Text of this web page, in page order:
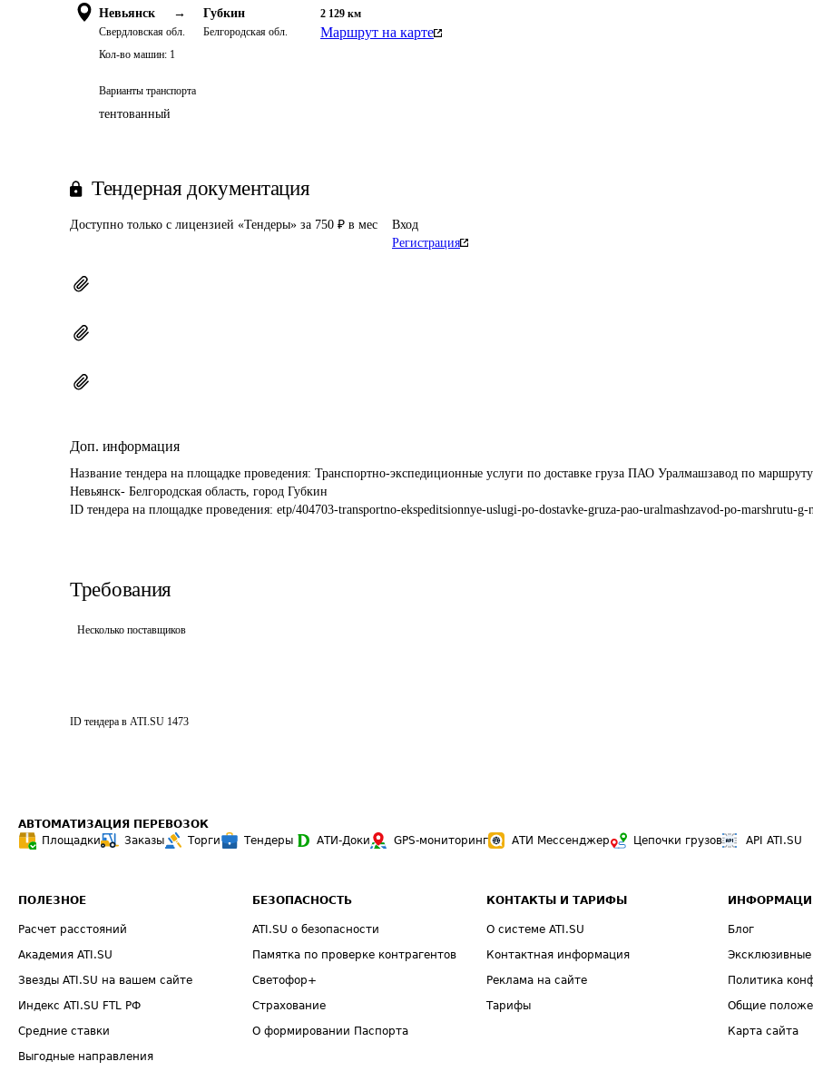
Невьянск →
Свердловская обл.
Губкин
Белгородская обл.
2 129 км
Маршрут на карте
Кол-во машин: 1
Варианты транспорта
тентованный
Тендерная документация
Доступно только с лицензией «Тендеры» за 750 ₽ в мес
Вход
Регистрация
Доп. информация
Название тендера на площадке проведения: Транспортно-экспедиционные услуги по доставке груза ПАО Уралмашзавод по маршруту
Невьянск- Белгородская область, город Губкин
ID тендера на площадке проведения: etp/404703-transportno-ekspeditsionnye-uslugi-po-dostavke-gruza-pao-uralmashzavod-po-marshrutu-g-
Требования
Несколько поставщиков
ID тендера в ATI.SU 1473
АВТОМАТИЗАЦИЯ ПЕРЕВОЗОК
Площадки
Заказы Торги Тендеры АТИ-Доки GPS-мониторинг АТИ Мессенджер Цепочки грузов API ATI.SU
ПОЛЕЗНОЕ
Расчет расстояний
Академия ATI.SU
Звезды ATI.SU на вашем сайте
Индекс ATI.SU FTL РФ
Средние ставки
Выгодные направления
БЕЗОПАСНОСТЬ
ATI.SU о безопасности
Памятка по проверке контрагентов
Светофор+
Страхование
О формировании Паспорта
КОНТАКТЫ И ТАРИФЫ
О системе ATI.SU
Контактная информация
Реклама на сайте
Тарифы
Блог
Политика
Общие
Карта сайта